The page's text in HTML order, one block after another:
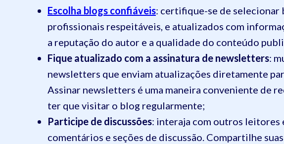
Escolha blogs confiáveis: certifique-se de selecionar
profissionais respeitáveis, ​​e atualizados com
a reputação do autor e a qualidade do conteúdo
Fique atualizado com a assinatura de newsletters:
newsletters que enviam atualizações diretamente
Assinar newsletters é uma maneira conveniente de
ter que visitar o blog regularmente;
Participe de discussões: interaja com outros leitores
comentários e seções de discussão. Compartilhe